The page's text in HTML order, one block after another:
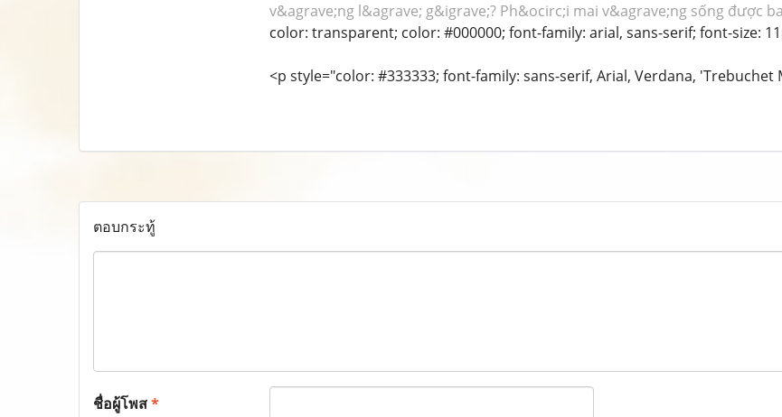
v&agrave;ng l&agrave; g&igrave;? Ph&ocirc;i mai v&agrave;ng sống được
color: transparent; color: #000000; font-family: arial, sans-serif; font-size:
<p style="color: #333333; font-family: sans-serif, Arial, Verdana, 'Trebuchet
ตอบกระทู้
ชื่อผู้โพส*